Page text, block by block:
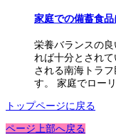
家庭での備蓄食
栄養バランスの
れば十分とされ
される南海トラ
す。 家庭でロー
トップページに戻る
ページ上部へ戻る